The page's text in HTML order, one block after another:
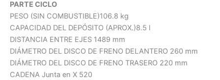
PARTE CICLO
PESO (SIN COMBUSTIBLE)106.8 kg
CAPACIDAD DEL DEPÓSITO (APROX.)8.5 l
DISTANCIA ENTRE EJES 1489 mm
DIÁMETRO DEL DISCO DE FRENO DELANTERO 260 mm
DIÁMETRO DEL DISCO DE FRENO TRASERO 220 mm
CADENA Junta en X 520